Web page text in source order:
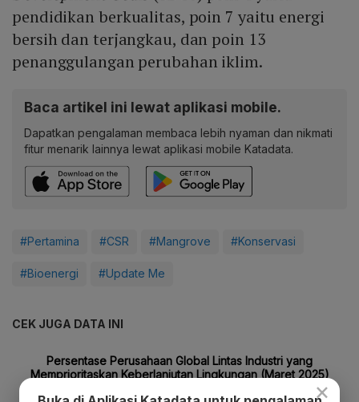
pendidikan berkualitas, poin 7 yaitu energi
bersih dan terjangkau, dan poin 13
penanggulangan perubahan iklim.
Baca artikel ini lewat aplikasi mobile.
Dapatkan pengalaman membaca lebih nyaman dan nikmati
fitur menarik lainnya lewat aplikasi mobile Katadata.
#Pertamina #CSR #Mangrove #Konservasi
#Bioenergi #Update Me
CEK JUGA DATA INI
×